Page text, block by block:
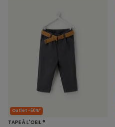
Outlet -50%*
TAPE À L'OEIL ®